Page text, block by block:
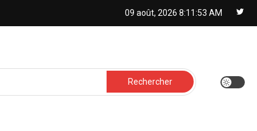
09 août, 2026 8:11:54 AM
Rechercher :